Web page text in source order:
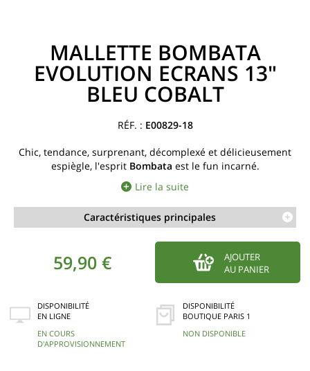
MALLETTE BOMBATA
EVOLUTION ECRANS 13"
BLEU COBALT
E00829-18
Chic, tendance, surprenant, décomplexé et délicieusement
espiègle, l'esprit Bombata est le fun incarné.
Lire la suite
Caractéristiques principales
59,90 €
AJOUTER
AU PANIER
DISPONIBILITÉ
EN LIGNE
EN COURS
D'APPROVISIONNEMENT
DISPONIBILITÉ
BOUTIQUE PARIS 1
NON DISPONIBLE